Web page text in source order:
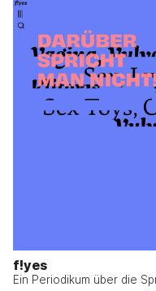
f!yes
Ein Periodikum über die